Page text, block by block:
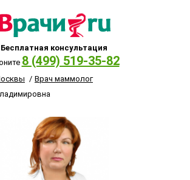
Бесплатная консультация
8 (499) 519-35-82
Врач маммолог